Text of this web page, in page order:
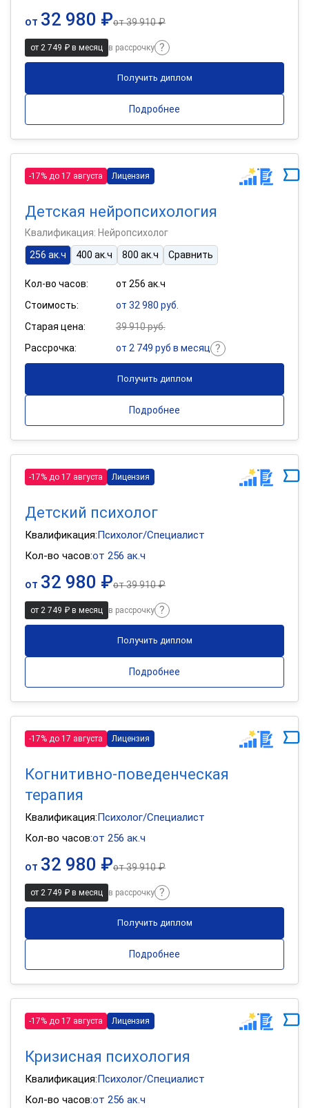
от 32 980 ₽от39 910 ₽
от 2 749 ₽ в месяц в рассрочку
Получить диплом
Подробнее
-17% до 17 августа Лицензия
Детская нейропсихология
Квалификация: Нейропсихолог
256 ак.ч
400 ак.ч 800 ак.ч Сравнить
Кол-во часов:
от 256 ак.ч
Стоимость:
от 32 980 руб.
Старая цена:
39 910 руб.
Рассрочка:
от 2 749 руб в месяц
Получить диплом
Подробнее
-17% до 17 августа Лицензия
Детский психолог
Квалификация:Психолог/Специалист
Кол-во часов:от 256 ак.ч
от 32 980 ₽от39 910 ₽
от 2 749 ₽ в месяц в рассрочку
Получить диплом
Подробнее
-17% до 17 августа Лицензия
Когнитивно-поведенческая
терапия
Квалификация:Психолог/Специалист
Кол-во часов:от 256 ак.ч
от 32 980 ₽от39 910 ₽
от 2 749 ₽ в месяц в рассрочку
Получить диплом
Подробнее
-17% до 17 августа Лицензия
Кризисная психология
Квалификация:Психолог/Специалист
Кол-во часов:от 256 ак.ч